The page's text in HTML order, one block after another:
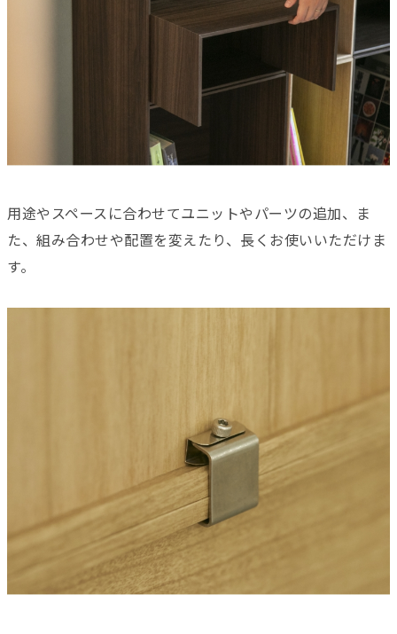
用途やスペースに合わせてユニットやパーツの追加、ま
た、組み合わせや配置を変えたり、長くお使いいただけま
す。